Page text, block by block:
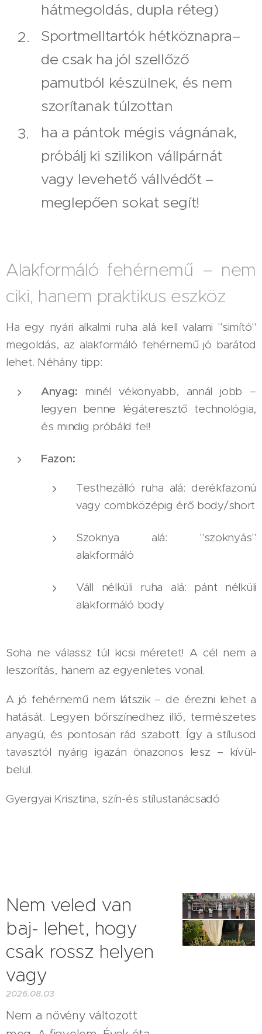
hátmegoldás, dupla réteg)
Sportmelltartók hétköznapra–
de csak ha jól szellőző
pamutból készülnek, és nem
szorítanak túlzottan
ha a pántok mégis vágnának,
próbálj ki szilikon vállpárnát
vagy levehető vállvédőt–
meglepően sokat segít!
Alakformáló fehérnemű – nem
ciki, hanem praktikus eszköz
Ha egy nyári alkalmi ruha alá kell valami "simító"
megoldás, az alakformáló fehérnemű jó barátod
lehet. Néhány tipp:
Anyag: minél vékonyabb, annál jobb –
legyen benne légáteresztő technológia,
és mindig próbáld fel!
Fazon:
Testhezálló ruha alá: derékfazonú
vagy combközépig érő body/short
Szoknya alá: "szoknyás"
alakformáló
Váll nélküli ruha alá: pánt nélküli
alakformáló body
Soha ne válassz túl kicsi méretet! A cél nem a
leszorítás, hanem az egyenletes vonal.
A jó fehérnemű nem látszik – de érezni lehet a
hatását. Legyen bőrszínedhez illő, természetes
anyagú, és pontosan rád szabott. Így a stílusod
tavasztól nyárig igazán önazonos lesz – kívül-
belül.
Gyergyai Krisztina, szín-és stílustanácsadó
Nem veled van
baj- lehet, hogy
csak rossz helyen
vagy
2026.08.03
Nem a növény változott